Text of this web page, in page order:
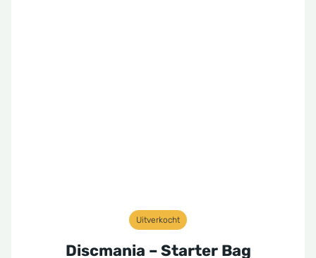
Uitverkocht
Discmania – Starter Bag